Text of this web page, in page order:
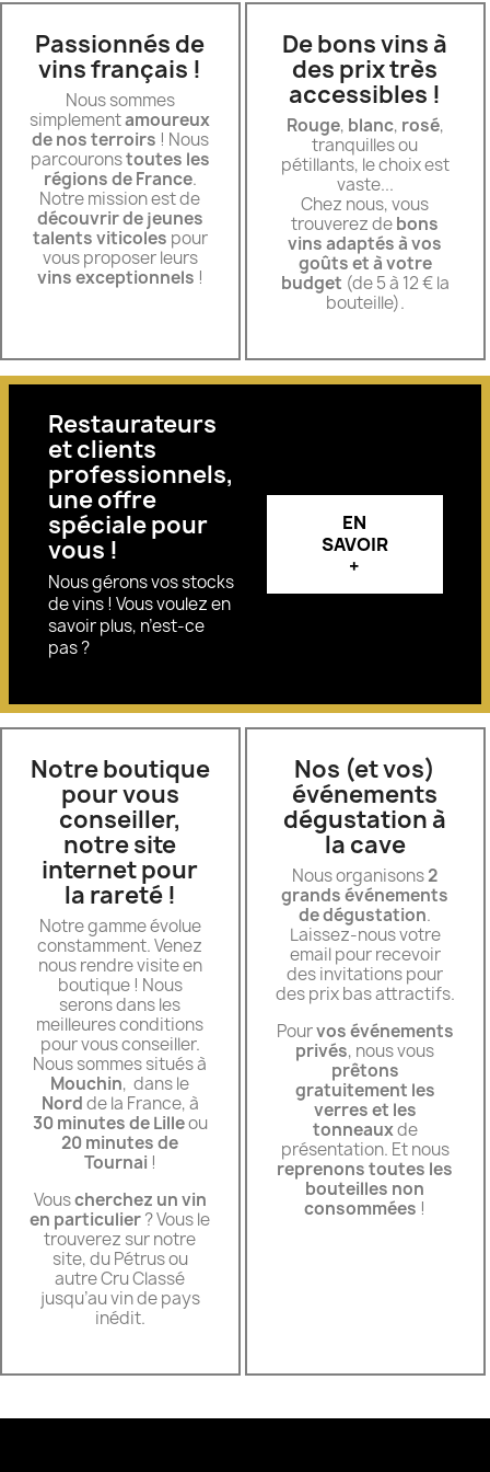
Passionnés de
vins français !
Nous sommes
simplementamoureux
de nos terroirs ! Nous
parcouronstoutes les
régions de France.
Notre mission est de
découvrir de jeunes
talents viticoles pour
vous proposer leurs
vins exceptionnels !
De bons vins à
des prix très
accessibles !
Rouge, blanc, rosé,
tranquilles ou
pétillants, le choix est
vaste...
Chez nous, vous
trouverez debons
vins adaptés à vos
goûts et à votre
budget (de 5 à 12 € la
bouteille).
Restaurateurs
et clients
professionnels,
une offre
spéciale pour
vous !
Nous gérons vos stocks
de vins ! Vous voulez en
savoir plus, n’est-ce
pas ?
EN
SAVOIR
+
Notre boutique
pour vous
conseiller,
notre site
internet pour
la rareté !
Notre gamme évolue
constamment. Venez
nous rendre visite en
boutique ! Nous
serons dans les
meilleures conditions
pour vous conseiller.
Nous sommes situés à
Mouchin, dans le
Nordde la France, à
30 minutes de Lilleou
20 minutes de
Tournai !
Vouscherchez un vin
en particulier? Vous le
trouverez sur notre
site, du Pétrus ou
autre Cru Classé
jusqu’au vin de pays
inédit.
Nos (et vos)
événements
dégustation à
la cave
Nous organisons2
grands événements
de dégustation.
Laissez-nous votre
email pour recevoir
des invitations pour
des prix bas attractifs.
Pourvos événements
privés, nous vous
prêtons
gratuitement les
verres et les
tonneauxde
présentation. Et nous
reprenons toutes les
bouteilles non
consommées !